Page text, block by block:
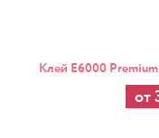
Клей E6000
от